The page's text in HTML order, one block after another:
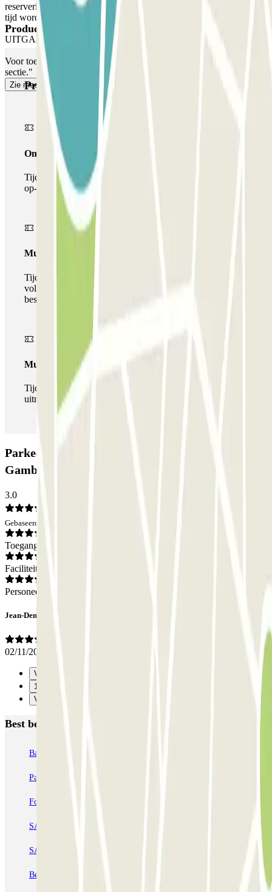
reservering toegang krijgen tot de parkeergarage, maar deze extra
tijd wordt u in rekening gebracht.
UITGANG VOOR VOETGANGERS
Voor toegang voor voetgangers, zie onze ""Belangrijke informatie""
sectie."
Zie meer
Producten van Parclick
Producten van Parclick
Onepass
Tijdens je verblijf kun je de parkeerplaats maar één keer
op- en afrijden.
Multiparking pass
Tijdens uw verblijf kunt u gebruik maken van het
volledige netwerk van parkeergarages van deze operator,
beschikbaar bij Parclick.
Multipass
Tijdens je verblijf kun je de parkeerplaats zo vaak in- en
uitrijden als je wilt.
Parkeergarage Cimetière de Charonne -
Gambetta Zenpark: Beoordelingen
3.0
Gebaseerd op 1 meningen
Toegang
Faciliteiten
Personeel
Jean-Denis
02/11/2025
Vorige
1
Verzenden
Best beoordeelde parkeergarages in Parijs
Bastille - Saint-Antoine
Parkélis Lefebvre
Forum des Halles-Rambuteau
SAEMES Méditerranée Gare de Lyon
SAEMES Goutte d'Or - Gare du Nord
Bercy - Arena - Gare de Lyon